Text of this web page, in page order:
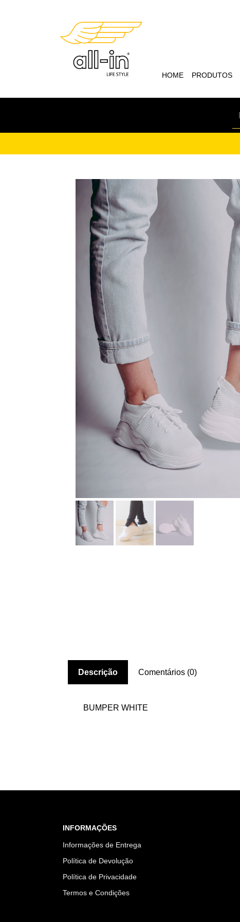
HOME PRODUTOS
Descrição Comentários (0)
BUMPER WHITE
INFORMAÇÕES
Informações de Entrega
Política de Devolução
Política de Privacidade
Termos e Condições